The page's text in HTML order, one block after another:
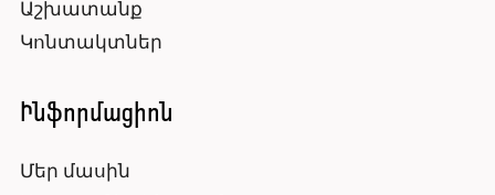
Աշխատանք
Կոնտակտներ
Ինֆորմացիոն
Մեր մասին